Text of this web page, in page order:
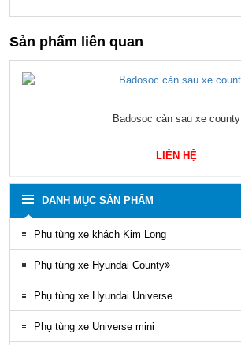
Sản phẩm liên quan
Badosoc cản sau xe county
LIÊN HỆ
DANH MỤC SẢN PHẨM
Phụ tùng xe khách Kim Long
Phụ tùng xe Hyundai County
Phụ tùng vỏ xe County
Phụ kiện ghế county
Phụ tùng xe Hyundai Universe
Phụ tùng xe Universe mini